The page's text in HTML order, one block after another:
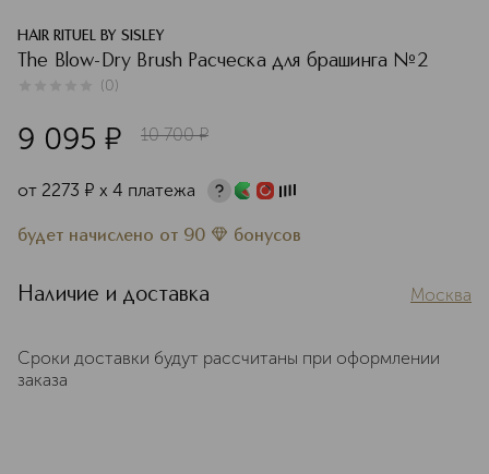
HAIR RITUEL BY SISLEY
The Blow-Dry Brush Расческа для брашинга №2
(0)
9 095 ¤ 10 700 ¤
от 2273 ¤ х 4 платежа
будет начислено от 90 бонусов
Наличие и доставка Москва
Сроки доставки будут рассчитаны при оформлении
заказа